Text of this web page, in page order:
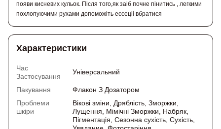
появи кисневих кульок. Після того,як заіб почне пінитись , легкими
похлопуючими рухами допоможіть ессеціі вбратися
Характеристики
Час
Застосування
Універсальний
Пакування
Флакон З Дозатором
Проблеми
шкіри
Вікові зміни, Дряблість, Зморжки,
Лущення, Мімічні Зморжки, Набряк,
Пігментація, Сезонна сухість, Сухість,